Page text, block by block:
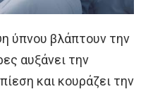
ύπνου βλάπτουν την
αυξάνει την
και κουράζει την